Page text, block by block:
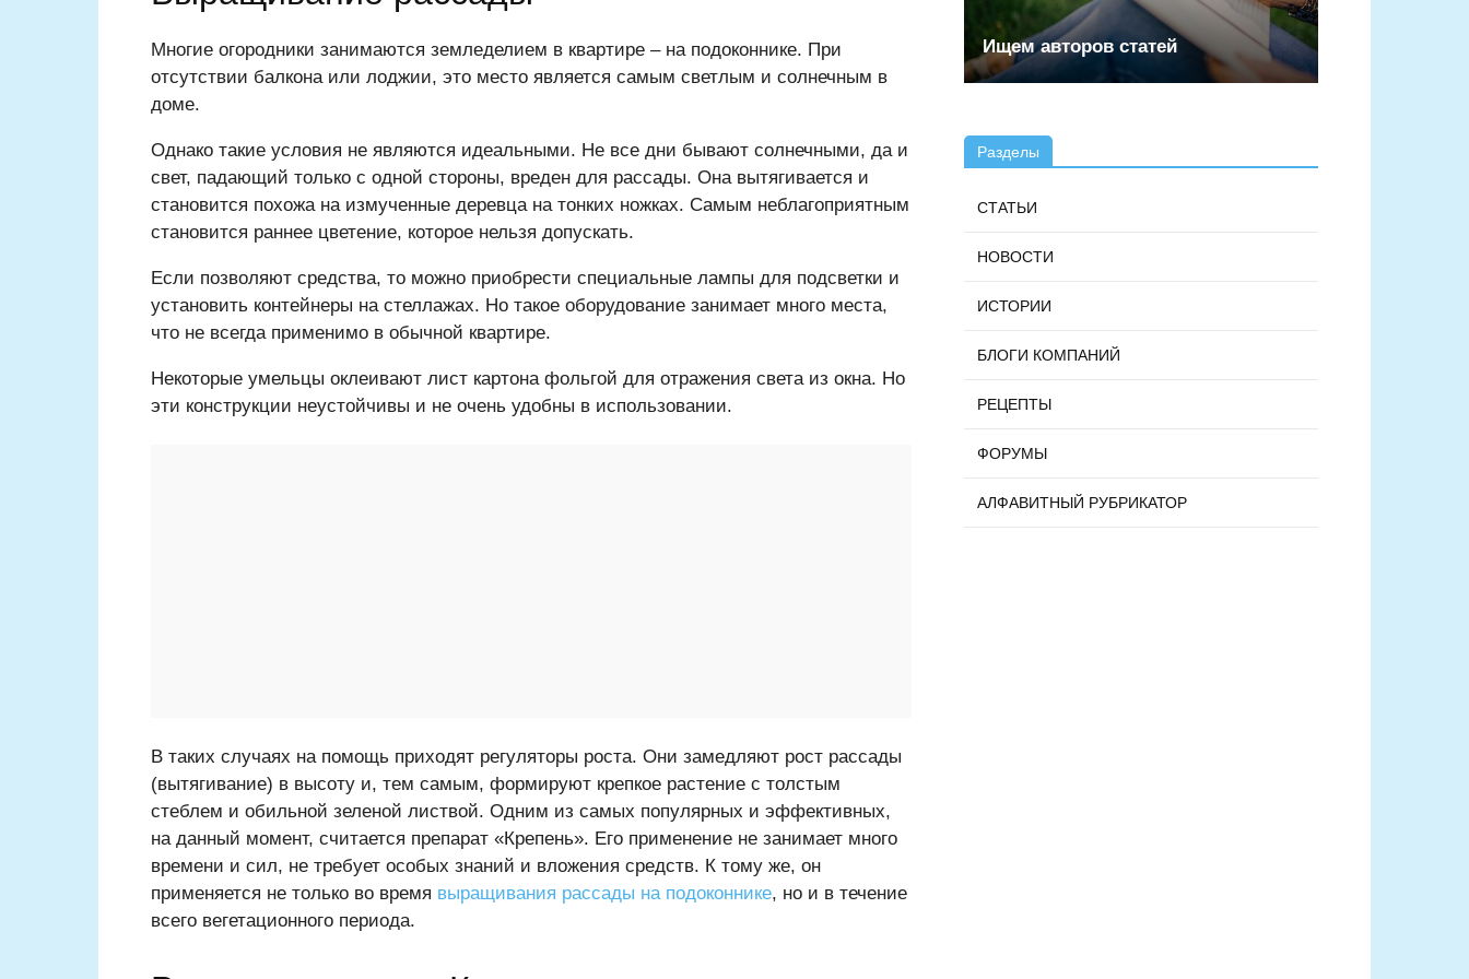
Многие огородники занимаются земледелием в квартире – на подоконнике. При
отсутствии балкона или лоджии, это место является самым светлым и солнечным в
доме.
Однако такие условия не являются идеальными. Не все дни бывают солнечными, да и
свет, падающий только с одной стороны, вреден для рассады. Она вытягивается и
становится похожа на измученные деревца на тонких ножках. Самым неблагоприятным
становится раннее цветение, которое нельзя допускать.
Если позволяют средства, то можно приобрести специальные лампы для подсветки и
установить контейнеры на стеллажах. Но такое оборудование занимает много места,
что не всегда применимо в обычной квартире.
Некоторые умельцы оклеивают лист картона фольгой для отражения света из окна. Но
эти конструкции неустойчивы и не очень удобны в использовании.
В таких случаях на помощь приходят регуляторы роста. Они замедляют рост рассады
(вытягивание) в высоту и, тем самым, формируют крепкое растение с толстым
стеблем и обильной зеленой листвой. Одним из самых популярных и эффективных,
на данный момент, считается препарат «Крепень». Его применение не занимает много
времени и сил, не требует особых знаний и вложения средств. К тому же, он
применяется не только во время выращивания рассады на подоконнике, но и в течение
всего вегетационного периода.
Ищем авторов статей
Разделы
СТАТЬИ
НОВОСТИ
ИСТОРИИ
БЛОГИ КОМПАНИЙ
РЕЦЕПТЫ
ФОРУМЫ
АЛФАВИТНЫЙ РУБРИКАТОР